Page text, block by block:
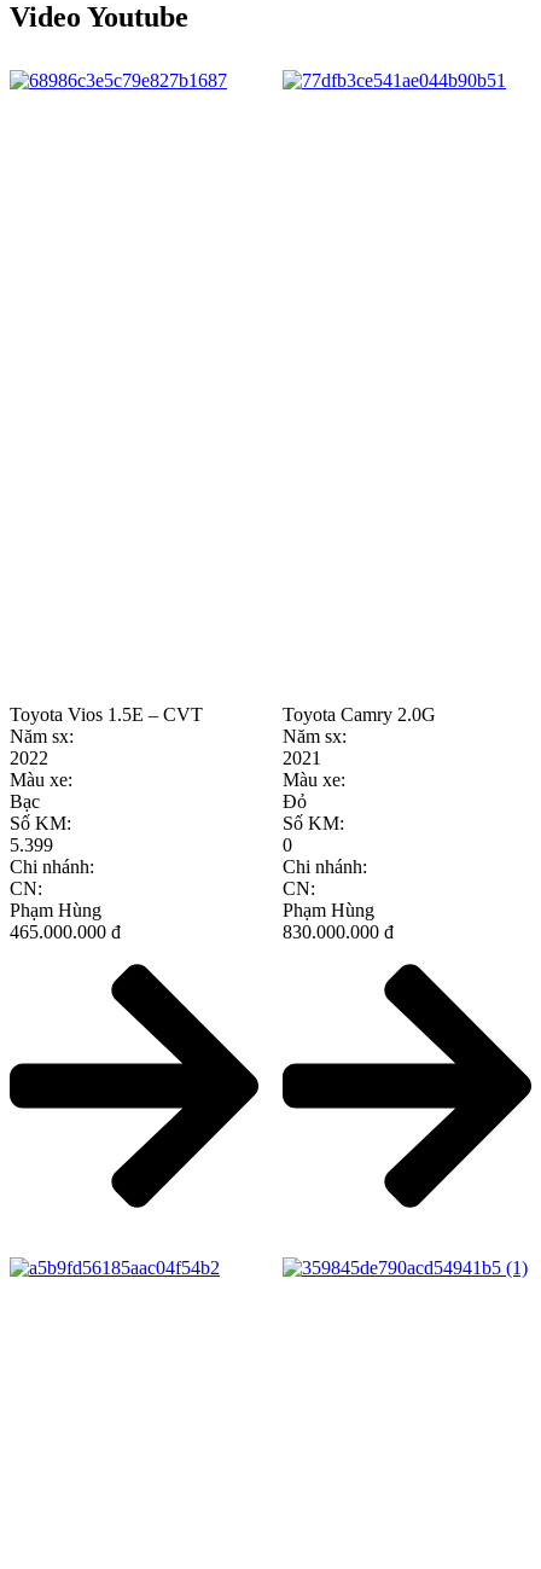
Video Youtube
Toyota Vios 1.5E – CVT
Năm sx:
2022
Màu xe:
Bạc
Số KM:
5.399
Chi nhánh:
CN:
Phạm Hùng
465.000.000 đ
Toyota Camry 2.0G
Năm sx:
2021
Màu xe:
Đỏ
Số KM:
0
Chi nhánh:
CN:
Phạm Hùng
830.000.000 đ